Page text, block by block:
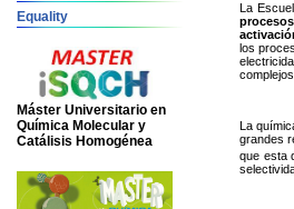
Equality
Máster Universitario en
Química Molecular y
Catálisis Homogénea
La
los
La
grandes
que esta